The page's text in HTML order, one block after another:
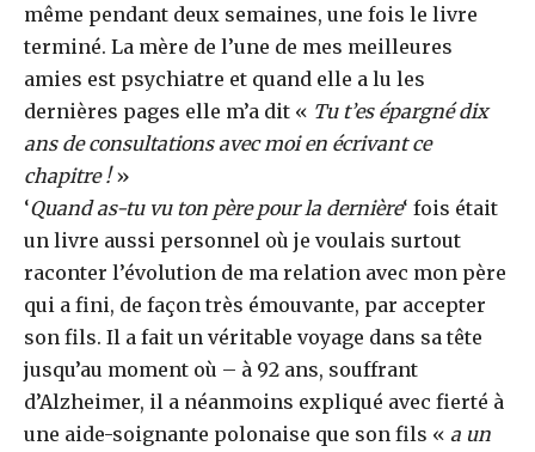
même pendant deux semaines, une fois le livre
terminé. La mère de l’une de mes meilleures
amies est psychiatre et quand elle a lu les
dernières pages elle m’a dit « Tu t’es épargné dix
ans de consultations avec moi en écrivant ce
chapitre !»
‘Quand as-tu vu ton père pour la dernière‘ fois était
un livre aussi personnel où je voulais surtout
raconter l’évolution de ma relation avec mon père
qui a fini, de façon très émouvante, par accepter
son fils. Il a fait un véritable voyage dans sa tête
jusqu’au moment où – à 92 ans, souffrant
d’Alzheimer, il a néanmoins expliqué avec fierté à
une aide-soignante polonaise que son fils « a un